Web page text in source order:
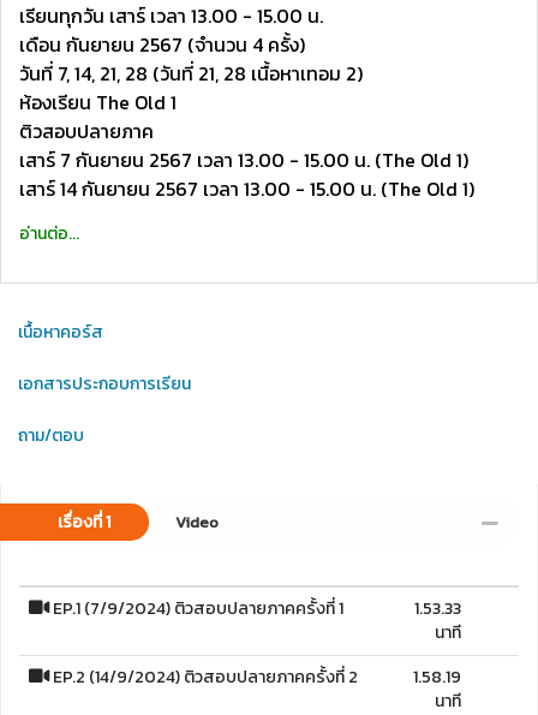
เรียนทุกวัน เสาร์ เวลา 13.00 - 15.00 น.
เดือน กันยายน 2567 (จำนวน 4 ครั้ง)
วันที่ 7, 14, 21, 28 (วันที่ 21, 28 เนื้อหาเทอม 2)
ห้องเรียน The Old 1
ติวสอบปลายภาค
เสาร์ 7 กันยายน 2567 เวลา 13.00 - 15.00 น. (The Old 1)
เสาร์ 14 กันยายน 2567 เวลา 13.00 - 15.00 น. (The Old 1)
อ่านต่อ...
เนื้อหาคอร์ส
เอกสารประกอบการเรียน
ถาม/ตอบ
เรื่องที่ 1 Video
EP.1 (7/9/2024) ติวสอบปลายภาคครั้งที่ 1
1.53.33
นาที
EP.2 (14/9/2024) ติวสอบปลายภาคครั้งที่ 2
1.58.19
นาที